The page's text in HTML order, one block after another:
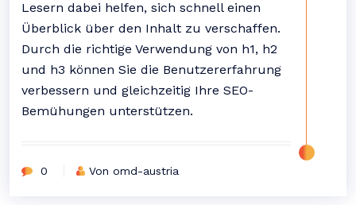
Lesern dabei helfen, sich schnell einen
Überblick über den Inhalt zu verschaffen.
Durch die richtige Verwendung von h1, h2
und h3 können Sie die Benutzererfahrung
verbessern und gleichzeitig Ihre SEO-
Bemühungen unterstützen.
0 Von omd-austria